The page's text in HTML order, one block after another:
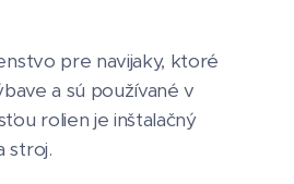
pre navijaky, ktoré
a sú používané v
rolien je inštalačný
stroj.